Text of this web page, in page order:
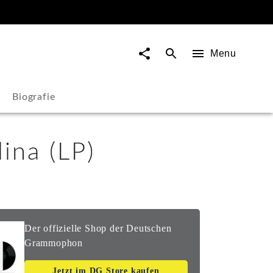
Menu
Biografie
(LP)
Der offizielle Shop der Deutschen
Grammophon
Jetzt im DG Store kaufen